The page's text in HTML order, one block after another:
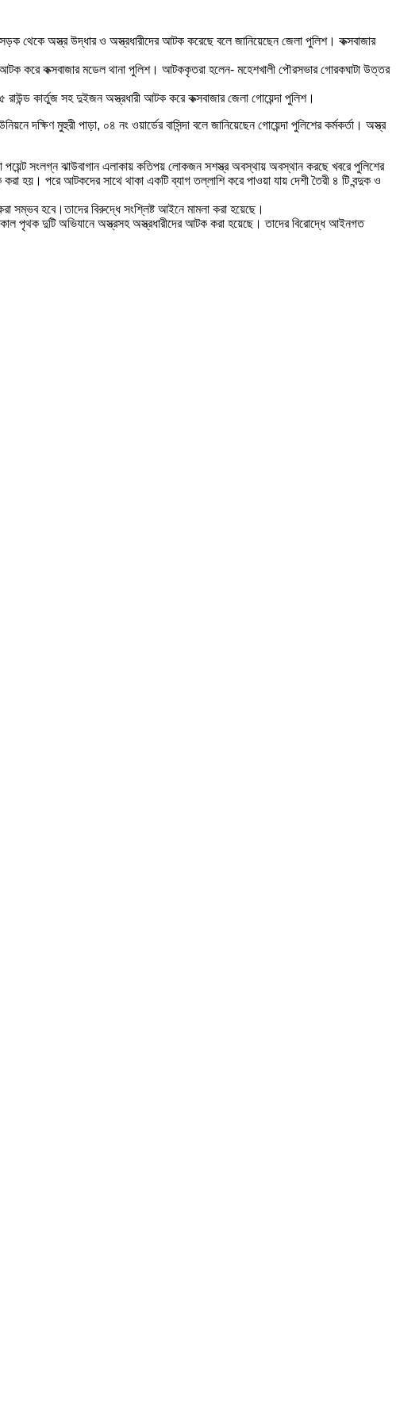
সড়ক থেকে অস্ত্র উদ্ধার ও অস্ত্রধারীদের আটক করেছে বলে জানিয়েছেন জেলা পুলিশ। কক্সবাজার
করে কক্সবাজার মডেল থানা পুলিশ। আটককৃতরা হলেন- মহেশখালী পৌরসভার গোরকঘাটা উত্তর
কার্তুজ সহ দুইজন অস্ত্রধারী আটক করে কক্সবাজার জেলা গোয়েন্দা পুলিশ।
মুহুরী পাড়া, ০৪ নং ওয়ার্ডের বাসিন্দা বলে জানিয়েছেন গোয়েন্দা পুলিশের কর্মকর্তা। অস্ত্র
পয়েন্ট সংলগ্ন ঝাউবাগান এলাকায় কতিপয় লোকজন সশস্ত্র অবস্থায় অবস্থান করছে খবরে পুলিশের
হয়। পরে আটকদের সাথে থাকা একটি ব্যাগ তল্লাশি করে পাওয়া যায় দেশী তৈরী ৪ টি বন্দুক ও
হবে।তাদের বিরুদ্ধে সংশ্লিষ্ট আইনে মামলা করা হয়েছে।
পৃথক দুটি অভিযানে অস্ত্রসহ অস্ত্রধারীদের আটক করা হয়েছে। তাদের বিরোদ্ধে আইনগত